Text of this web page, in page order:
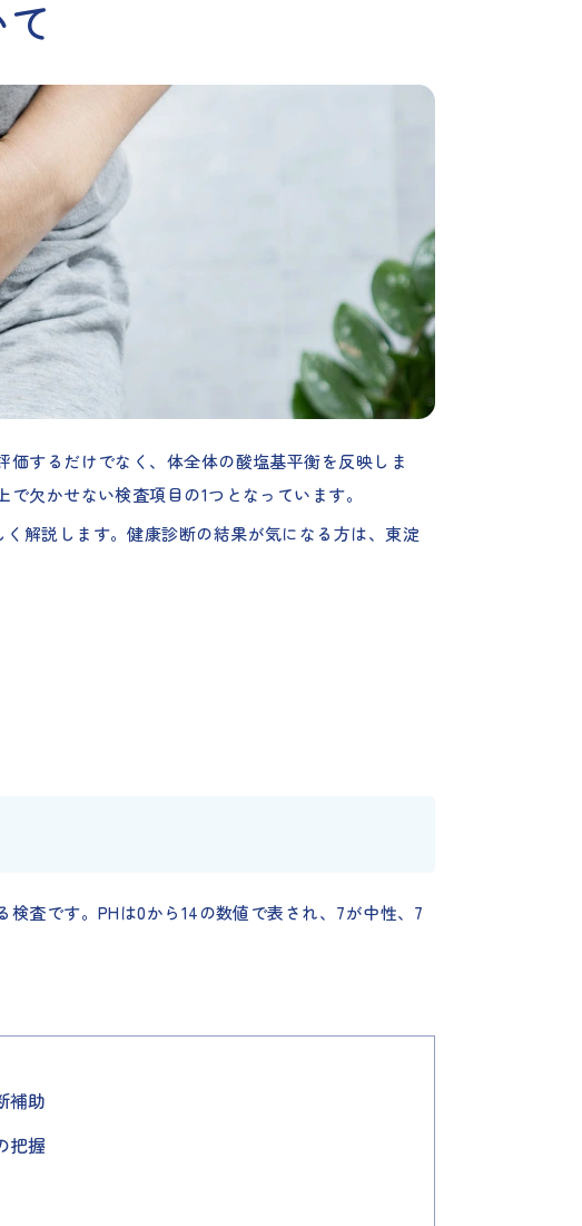
するだけでなく、体全体の酸塩基平衡を反映しま
欠かせない検査項目の1つとなっています。
解説します。健康診断の結果が気になる方は、東淀
査です。PHは0から14の数値で表され、7が中性、7
補助
把握